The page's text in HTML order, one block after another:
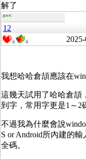
解了
guest
12
0 0
我想哈哈倉頡應該在
這幾天試用了哈哈倉頡
到字，常用字更是1～2
不過我為什麼會說
S or Android所內建的
全碼。